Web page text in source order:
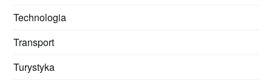
Technologia
Transport
Turystyka